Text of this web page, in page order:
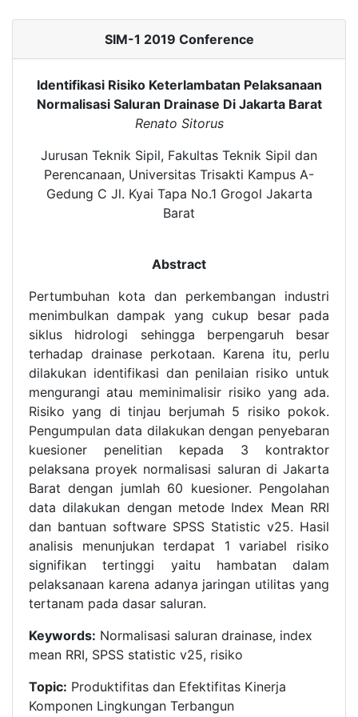
SIM-1 2019 Conference
Identifikasi Risiko Keterlambatan Pelaksanaan
Normalisasi Saluran Drainase Di Jakarta Barat
Renato Sitorus
Jurusan Teknik Sipil, Fakultas Teknik Sipil dan
Perencanaan, Universitas Trisakti Kampus A-
Gedung C Jl. Kyai Tapa No.1 Grogol Jakarta
Barat
Abstract
Pertumbuhan kota dan perkembangan industri
menimbulkan dampak yang cukup besar pada
siklus hidrologi sehingga berpengaruh besar
terhadap drainase perkotaan. Karena itu, perlu
dilakukan identifikasi dan penilaian risiko untuk
mengurangi atau meminimalisir risiko yang ada.
Risiko yang di tinjau berjumah 5 risiko pokok.
Pengumpulan data dilakukan dengan penyebaran
kuesioner penelitian kepada 3 kontraktor
pelaksana proyek normalisasi saluran di Jakarta
Barat dengan jumlah 60 kuesioner. Pengolahan
data dilakukan dengan metode Index Mean RRI
dan bantuan software SPSS Statistic v25. Hasil
analisis menunjukan terdapat 1 variabel risiko
signifikan tertinggi yaitu hambatan dalam
pelaksanaan karena adanya jaringan utilitas yang
tertanam pada dasar saluran.
Keywords: Normalisasi saluran drainase, index
mean RRI, SPSS statistic v25, risiko
Topic: Produktifitas dan Efektifitas Kinerja
Komponen Lingkungan Terbangun